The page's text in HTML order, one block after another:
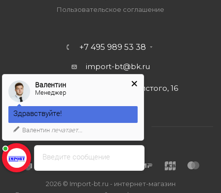
Пользовательское соглашение
+7 495 989 53 38
import-bt@bk.ru
г. Москва, ул. Льва Толстого, 16
2026 © Import-bt.ru - интернет-магазин
Введите сообщение
Валентин
Менеджер
Здравствуйте!
Валентин печатает...